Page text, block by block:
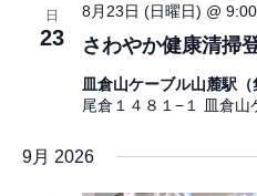
日
23 さわやか健康清掃
8月23日 (日曜日) @
皿倉山ケーブル山麓駅（
尾倉１４８１−１ 皿倉山
9月 2026